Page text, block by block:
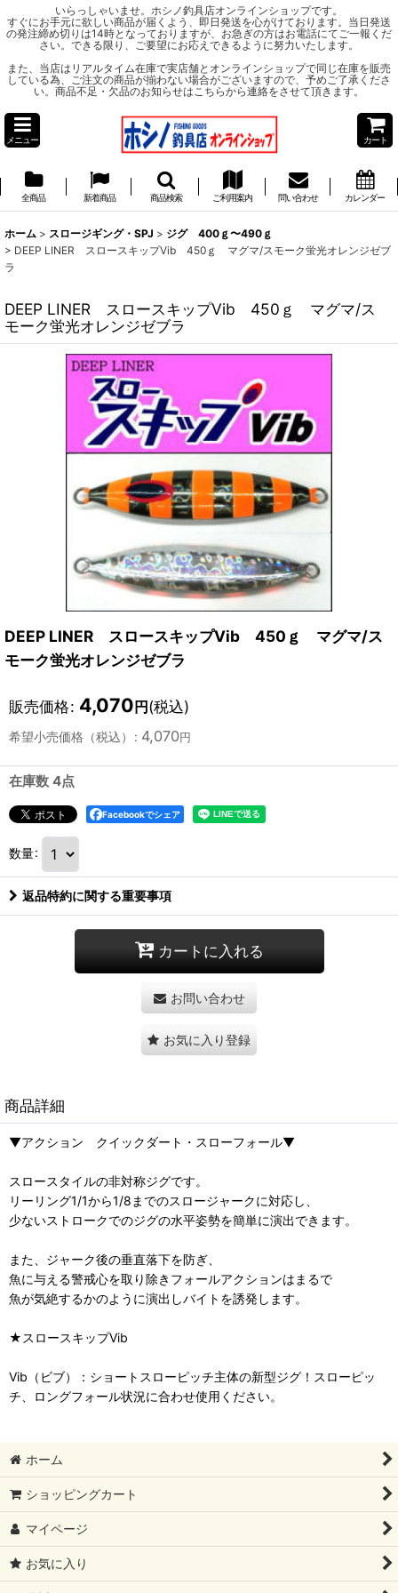
いらっしゃいませ。ホシノ釣具店オンラインショップです。
すぐにお手元に欲しい商品が届くよう、即日発送を心がけております。当日発送
の発注締め切りは14時となっておりますが、お急ぎの方はお電話にてご一報くだ
さい。できる限り、ご要望にお応えできるように努力いたします。
また、当店はリアルタイム在庫で実店舗とオンラインショップで同じ在庫を販売
している為、ご注文の商品が揃わない場合がございますので、予めご了承くださ
い。商品不足・欠品のお知らせはこちらから連絡をさせて頂きます。
メニュー カート
全商品 新着商品 商品検索 ご利用案内 問い合わせ カレンダー
ホーム > スロージギング・SPJ > ジグ 400ｇ〜490ｇ
> DEEP LINER スロースキップVib 450ｇ マグマ/スモーク蛍光オレンジゼブ
ラ
DEEP LINER スロースキップVib 450ｇ マグマ/ス
モーク蛍光オレンジゼブラ
DEEP LINER スロースキップVib 450ｇ マグマ/ス
モーク蛍光オレンジゼブラ
販売価格: 4,070円(税込)
希望小売価格（税込） : 4,070円
在庫数 4点
Facebookでシェア
数量:
返品特約に関する重要事項
カートに入れる
お問い合わせ
お気に入り登録
商品詳細
▼アクション クイックダート・スローフォール▼
スロースタイルの非対称ジグです。
リーリング1/1から1/8までのスロージャークに対応し、
少ないストロークでのジグの水平姿勢を簡単に演出できます。
また、ジャーク後の垂直落下を防ぎ、
魚に与える警戒心を取り除きフォールアクションはまるで
魚が気絶するかのように演出しバイトを誘発します。
★スロースキップVib
Vib（ビブ）：ショートスローピッチ主体の新型ジグ！スローピッ
チ、ロングフォール状況に合わせ使用ください。
ホーム
ショッピングカート
マイページ
お気に入り